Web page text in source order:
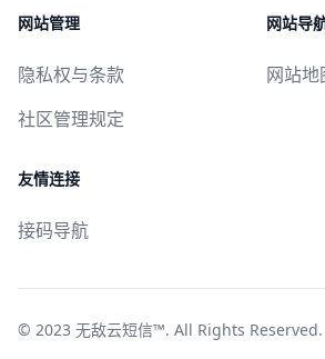
网站管理
隐私权与条款
社区管理规定
网站导
网站地
友情连接
接码导航
© 2023 无敌云短信™. All Rights Reserved.